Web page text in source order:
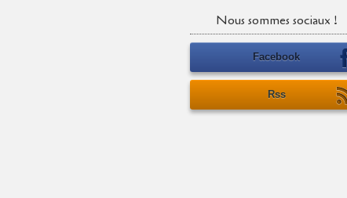
Nous sommes sociaux !
Facebook
Rss